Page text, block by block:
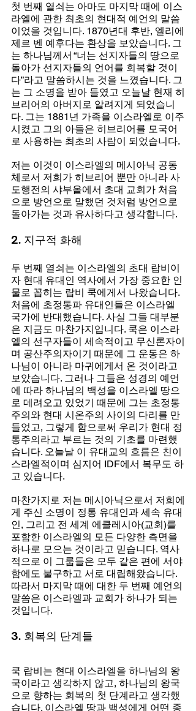
첫 번째 열쇠는 아마도 마지막 때에 이스
라엘에 관한 최초의 현대적 예언의 말씀
이었을 것입니다. 1870년대 후반, 엘리에
제르 벤 예후다는 환상을 보았습니다. 그
는 하나님께서 “너는 선지자들의 땅으로
돌아가 선지자들의 언어를 회복할 것이
다”라고 말씀하시는 것을 느꼈습니다. 그
는 그 소명을 받아 들였고 오늘날 현재 히
브리어의 아버지로 알려지게 되었습니
다. 그는 1881년 가족을 이스라엘로 이주
시켰고 그의 아들은 히브리어를 모국어
로 사용하는 최초의 사람이 되었습니다.
저는 이것이 이스라엘의 메시아닉 공동
체로서 저희가 히브리어 뿐만 아니라 사
도행전의 샤부옽에서 초대 교회가 처음
으로 방언으로 말했던 것처럼 방언으로
돌아가는 것과 유사하다고 생각합니다.
2. 지구적 화해
두 번째 열쇠는 이스라엘의 초대 랍비이
자 현대 유대인 역사에서 가장 중요한 인
물로 꼽히는 랍비 쿡에게서 나왔습니다.
처음에 초정통파 유대인들은 이스라엘
국가에 반대했습니다. 사실 그들 대부분
은 지금도 마찬가지입니다. 쿡은 이스라
엘의 선구자들이 세속적이고 무신론자이
며 공산주의자이기 때문에 그 운동은 하
나님이 아니라 마귀에게서 온 것이라고
보았습니다. 그러나 그들은 성경의 예언
에 따라 하나님의 백성을 이스라엘 땅으
로 데려오고 있었기 때문에 그는 초정통
주의와 현대 시온주의 사이의 다리를 만
들었고, 그렇게 함으로써 우리가 현대 정
통주의라고 부르는 것의 기초를 마련했
습니다. 오늘날 이 유대교의 흐름은 친이
스라엘적이며 심지어 IDF에서 복무도 하
고 있습니다.
마찬가지로 저는 메시아닉으로서 저희에
게 주신 소명이 정통 유대인과 세속 유대
인, 그리고 전 세계 에클레시아(교회)를
포함한 이스라엘의 모든 다양한 측면을
하나로 모으는 것이라고 믿습니다. 역사
적으로 이 그룹들은 모두 같은 편에 서야
함에도 불구하고 서로 대립해왔습니다.
따라서 마지막 때에 대한 두 번째 예언의
말씀은 이스라엘과 교회가 하나가 되는
것입니다.
3. 회복의 단계들
쿡 랍비는 현대 이스라엘을 하나님의 왕
국이라고 생각하지 않고, 하나님의 왕국
으로 향하는 회복의 첫 단계라고 생각했
습니다. 이스라엘 땅과 백성에게 어떤 종